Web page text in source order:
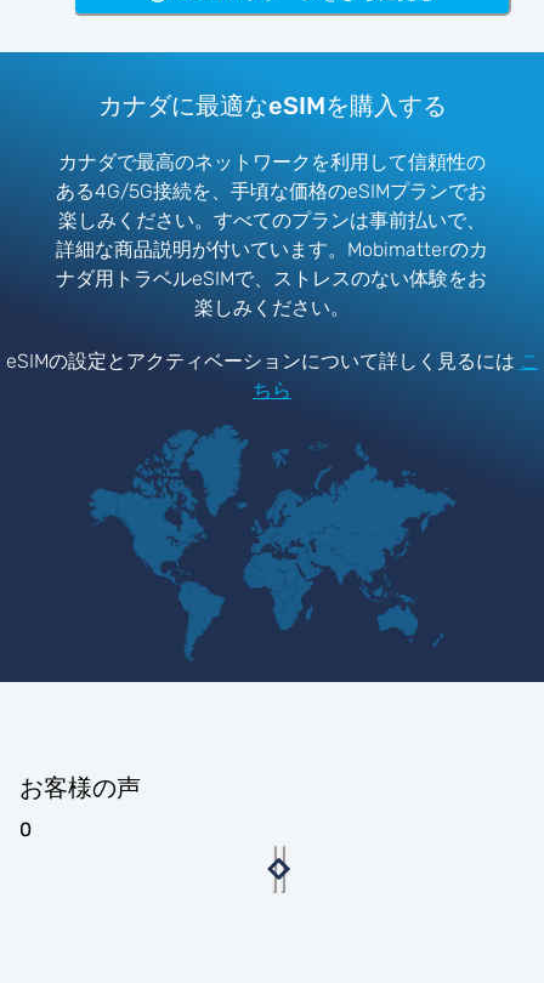
カナダに最適なeSIMを購入する
カナダで最高のネットワークを利用して信頼性の
ある4G/5G接続を、手頃な価格のeSIMプランでお
楽しみください。すべてのプランは事前払いで、
詳細な商品説明が付いています。Mobimatterのカ
ナダ用トラベルeSIMで、ストレスのない体験をお
楽しみください。
eSIMの設定とアクティベーションについて詳しく見るには こ
ちら
お客様の声
0